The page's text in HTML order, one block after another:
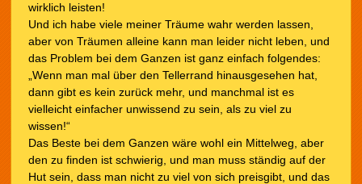
wirklich leisten!
Und ich habe viele meiner Träume wahr werden lassen,
aber von Träumen alleine kann man leider nicht leben, und
das Problem bei dem Ganzen ist ganz einfach folgendes:
„Wenn man mal über den Tellerrand hinausgesehen hat,
dann gibt es kein zurück mehr, und manchmal ist es
vielleicht einfacher unwissend zu sein, als zu viel zu
wissen!“
Das Beste bei dem Ganzen wäre wohl ein Mittelweg, aber
den zu finden ist schwierig, und man muss ständig auf der
Hut sein, dass man nicht zu viel von sich preisgibt, und das